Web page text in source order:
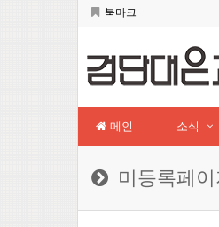
북마크
메인 소식
미등록페이